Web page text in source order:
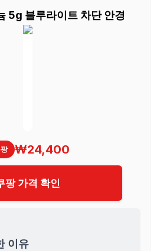
5g 블루라이트 차단 안경
₩24,400
팡 가격 확인
이유